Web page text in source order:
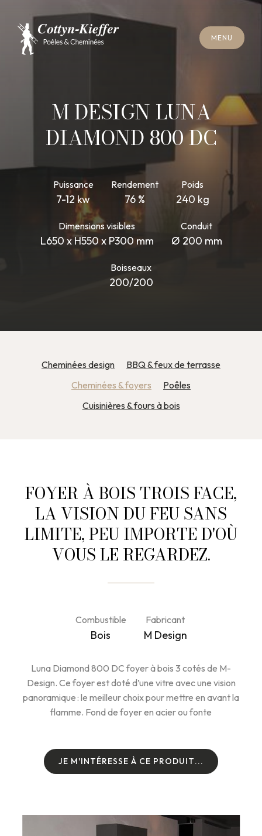
M EN U
MENU
F
R ME R
M DESIGN LUNA
DIAMOND 800 DC
Puissance
7-12 kw
Rendement
76 %
Poids
240 kg
Dimensions visibles
L650 x H550 x P300 mm
Conduit
Ø 200 mm
Boisseaux
200/200
Cheminées design
BBQ & feux de terrasse
Cheminées & foyers
Poêles
Cuisinières & fours à bois
FOYER À BOIS TROIS FACE,
LA VISION DU FEU SANS
LIMITE, PEU IMPORTE D'OÙ
VOUS LE REGARDEZ.
Combustible
Bois
Fabricant
M Design
Luna Diamond 800 DC foyer à bois 3 cotés de M-
Design. Ce foyer est doté d’une vitre avec une vision
panoramique : le meilleur choix pour mettre en avant la
flamme. Fond de foyer en acier ou fonte
JE M'INTÉRESSE À CE PRODUIT...
JE M'INTÉRESSE À CE PRODUIT...